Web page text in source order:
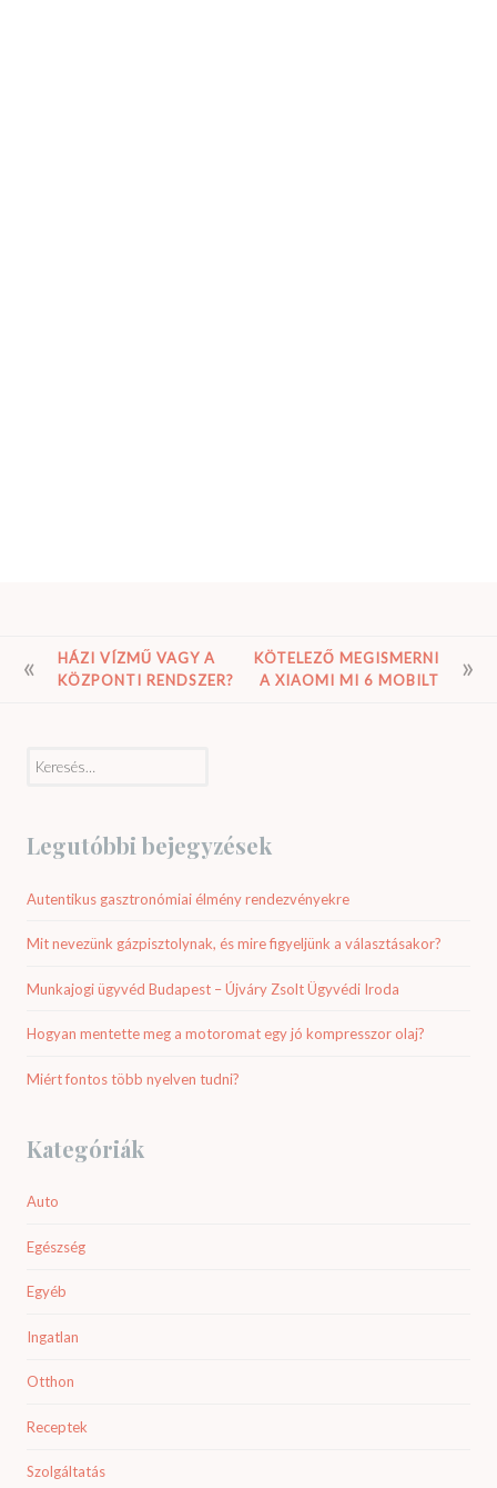
BEJEGYZÉS
NAVIGÁCIÓ
HÁZI VÍZMŰ VAGY A
KÖZPONTI RENDSZER?
KÖTELEZŐ MEGISMERNI
A XIAOMI MI 6 MOBILT
Legutóbbi bejegyzések
Autentikus gasztronómiai élmény rendezvényekre
Mit nevezünk gázpisztolynak, és mire figyeljünk a választásakor?
Munkajogi ügyvéd Budapest – Újváry Zsolt Ügyvédi Iroda
Hogyan mentette meg a motoromat egy jó kompresszor olaj?
Miért fontos több nyelven tudni?
Kategóriák
Auto
Egészség
Egyéb
Ingatlan
Otthon
Receptek
Szolgáltatás